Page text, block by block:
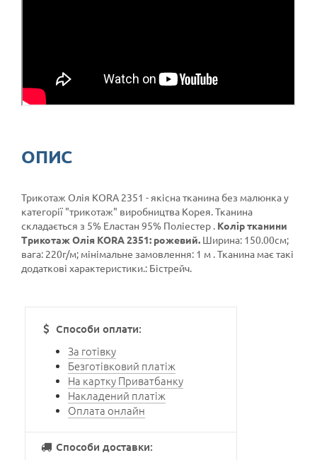
ОПИС
Трикотаж Олія KORA 2351 - якісна тканина без малюнка у
категорії "трикотаж" виробництва Корея. Тканина
складається з 5% Еластан 95% Поліестер . Колір тканини
Трикотаж Олія KORA 2351: рожевий. Ширина: 150.00см;
вага: 220г/м; мінімальне замовлення: 1 м . Тканина має такі
додаткові характеристики.: Бістрейч.
Способи оплати:
За готівку
Безготівковий платіж
На картку Приватбанку
Накладений платіж
Оплата онлайн
Способи доставки: